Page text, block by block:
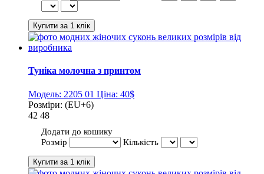
Туніка молочна з принтом
Модель: 2205 01 Ціна: 40$
Розміри: (EU+6)
42 48
Додати до кошику
Розмір
Кількість